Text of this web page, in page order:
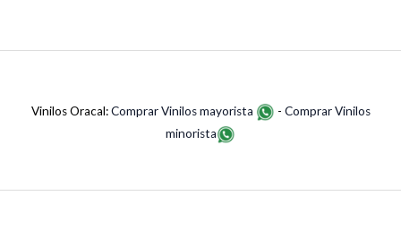
Vinilos Oracal:Comprar Vinilos mayorista - Comprar Vinilos
minorista